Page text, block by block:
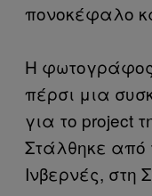
πονοκέφαλο
Η φωτογράφος
πέρσι μια
για το project
Στάλθηκε από
Ινβερνές, στη